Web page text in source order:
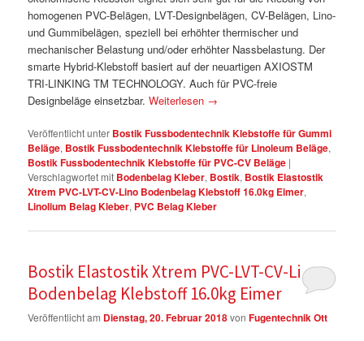
homogenen PVC-Belägen, LVT-Designbelägen, CV-Belägen, Lino-
und Gummibelägen, speziell bei erhöhter thermischer und
mechanischer Belastung und/oder erhöhter Nassbelastung. Der
smarte Hybrid-Klebstoff basiert auf der neuartigen AXIOSTM
TRI-LINKING TM TECHNOLOGY. Auch für PVC-freie
Designbeläge einsetzbar.Weiterlesen →
Veröffentlicht unter Bostik Fussbodentechnik Klebstoffe für Gummi
Beläge, Bostik Fussbodentechnik Klebstoffe für Linoleum Beläge,
Bostik Fussbodentechnik Klebstoffe für PVC-CV Beläge |
Verschlagwortet mit Bodenbelag Kleber, Bostik, Bostik Elastostik
Xtrem PVC-LVT-CV-Lino Bodenbelag Klebstoff 16.0kg Eimer,
Linolium Belag Kleber, PVC Belag Kleber
Bostik Elastostik Xtrem PVC-LVT-CV-Lino
Bodenbelag Klebstoff 16.0kg Eimer
Veröffentlicht am Dienstag, 20. Februar 2018vonFugentechnik Ott